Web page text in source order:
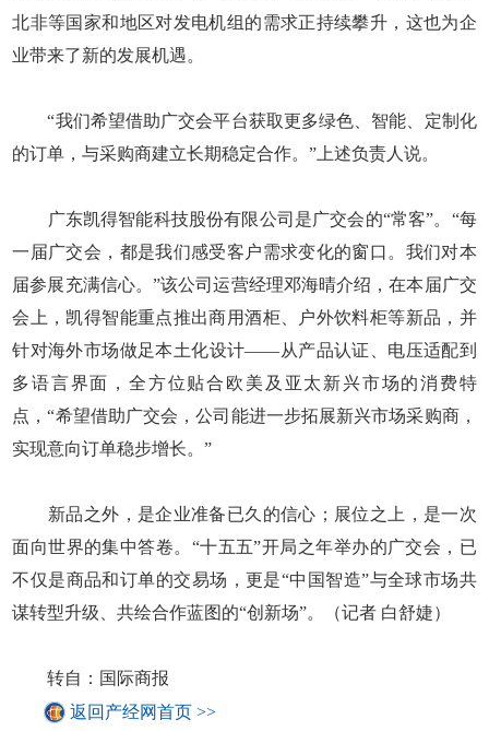
北非等国家和地区对发电机组的需求正持续攀升，这也为企
业带来了新的发展机遇。
“我们希望借助广交会平台获取更多绿色、智能、定制化
的订单，与采购商建立长期稳定合作。”上述负责人说。
广东凯得智能科技股份有限公司是广交会的“常客”。“每
一届广交会，都是我们感受客户需求变化的窗口。我们对本
届参展充满信心。”该公司运营经理邓海晴介绍，在本届广交
会上，凯得智能重点推出商用酒柜、户外饮料柜等新品，并
针对海外市场做足本土化设计——从产品认证、电压适配到
多语言界面，全方位贴合欧美及亚太新兴市场的消费特
点，“希望借助广交会，公司能进一步拓展新兴市场采购商，
实现意向订单稳步增长。”
新品之外，是企业准备已久的信心；展位之上，是一次
面向世界的集中答卷。“十五五”开局之年举办的广交会，已
不仅是商品和订单的交易场，更是“中国智造”与全球市场共
谋转型升级、共绘合作蓝图的“创新场”。（记者 白舒婕）
转自：国际商报
返回产经网首页 >>